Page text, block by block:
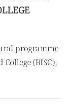
programme
(BISC),